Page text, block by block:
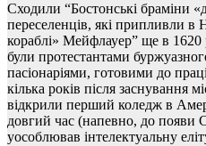
Сходили “Бостонські браміни
переселенців, які припливли
кораблі» Мейфлауер” ще в 1620
були протестантами
пасіонаріями, готовими до
кілька років після заснування
відкрили перший коледж в
довгий час (напевно, до появи
уособлював інтелектуальну